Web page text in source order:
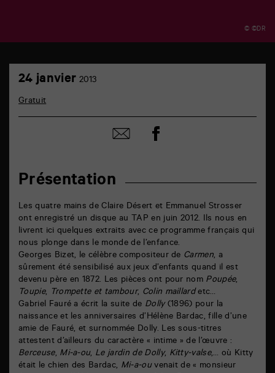
© ©DR
Marne
Présentation
Les quatre mains de Claire Désert et Emmanuel Strosser
ont enregistré un disque au TAP en juin 2012. Ils nous en
livrent ici quelques extraits avec ce programme français qui
nous plonge dans le monde de l’enfance.
Georges Bizet, le célèbre compositeur de Carmen, a
sûrement été sensibilisé aux jeux d’enfants quand il est
devenu père en 1872. Les pièces ont pour nom Poupée,
Toupie, Trompette et tambour, Colin maillardetc…
Gabriel Fauré a écrit la suite de Dolly(1896) pour la
naissance et les anniversaires d’Hélène Bardac, fille d’une
amie de Fauré, et surnommée Dolly. Les sous-titres
attestent d’ailleurs du caractère « intime » de l’œuvre :
Berceuse, Mi-a-ou, Le jardin de Dolly, Kitty-valse,… où Kitty
était le chien des Bardac, Mi-a-ouvenait de « monsieur
24 janvier 201324
Gratuit
Partager
par
Partager
sur